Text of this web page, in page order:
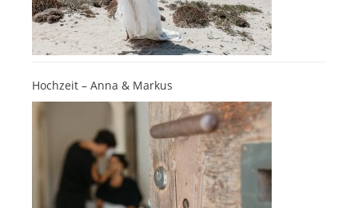
Hochzeit – Anna & Markus